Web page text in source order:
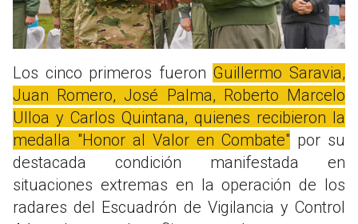
Los cinco primeros fueron Guillermo Saravia,
Juan Romero, José Palma, Roberto Marcelo
Ulloa y Carlos Quintana, quienes recibieron la
medalla "Honor al Valor en Combate" por su
destacada condición manifestada en
situaciones extremas en la operación de los
radares del Escuadrón de Vigilancia y Control